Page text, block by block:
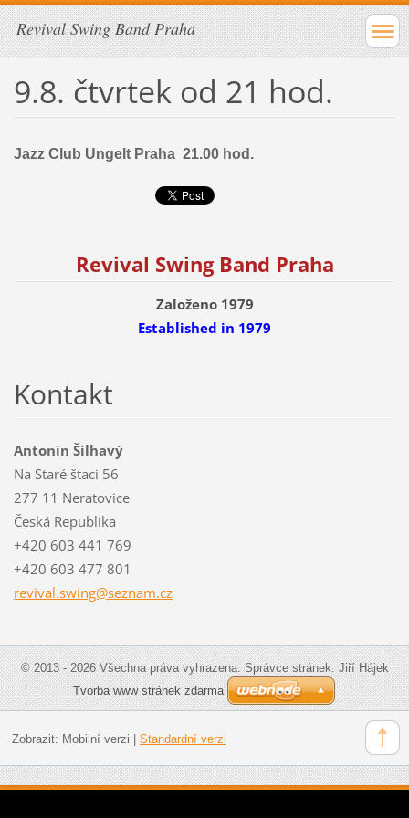
Revival Swing Band Praha
9.8. čtvrtek od 21 hod.
Jazz Club Ungelt Praha 21.00 hod.
Revival Swing Band Praha
Založeno 1979
Established in 1979
Kontakt
Antonín Šilhavý
Na Staré štaci 56
277 11 Neratovice
Česká Republika
+420 603 441 769
+420 603 477 801
revival.swing@seznam.cz
© 2013 - 2026 Všechna práva vyhrazena. Správce stránek: Jiří Hájek
Tvorba www stránek zdarma
Zobrazit: Mobilní verzi | Standardní verzi